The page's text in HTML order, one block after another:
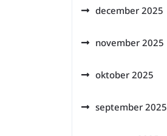
december 2025
november 2025
oktober 2025
september 2025